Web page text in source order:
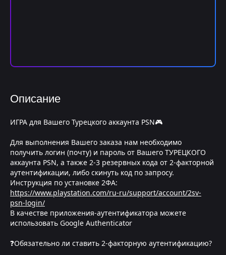
Описание
ИГРА для Вашего Турецкого аккаунта PSN🎮
Для выполнения Вашего заказа нам необходимо
получить логин (почту) и пароль от Вашего ТУРЕЦКОГО
аккаунта PSN, а также 2-3 резервных кода от 2-факторной
аутентификации, либо скинуть код по запросу.
Инструкция по установке 2ФА:
https://www.playstation.com/ru-ru/support/account/2sv-
psn-login/
В качестве приложения-аутентификатора можете
использовать Google Authenticator
❓Обязательно ли ставить 2-факторную аутентификацию?